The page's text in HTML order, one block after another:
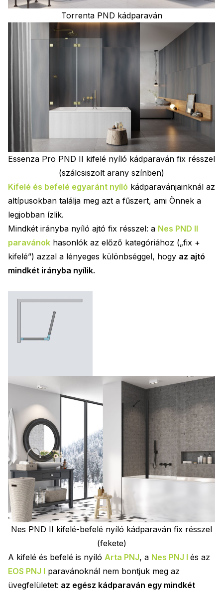
Torrenta PND kádparaván
Essenza Pro PND II kifelé nyíló kádparaván fix résszel
(szálcsiszolt arany színben)
Kifelé és befelé egyaránt nyíló kádparavánjainknál az
altípusokban találja meg azt a fűszert, ami Önnek a
legjobban ízlik.
Mindkét irányba nyíló ajtó fix résszel: a Nes PND II
paravánok hasonlók az előző kategóriához („fix +
kifelé”) azzal a lényeges különbséggel, hogy az ajtó
mindkét irányba nyílik.
Nes PND II kifelé-befelé nyíló kádparaván fix résszel
(fekete)
A kifelé és befelé is nyíló Arta PNJ, a Nes PNJ I és az
EOS PNJ I paravánoknál nem bontjuk meg az
üvegfelületet: az egész kádparaván egy mindkét